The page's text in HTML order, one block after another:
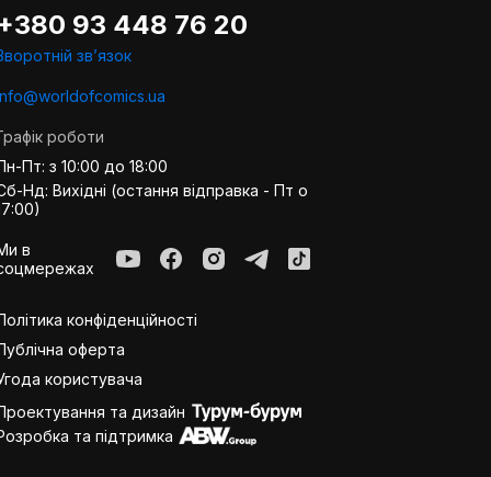
93 448 76 20
звʼязок
роботи
Пт: з 10:00 до 18:00
Нд: Вихідні (остання відправка - Пт о
в
конфіденційності
оферта
користувача
та дизайн
та підтримка